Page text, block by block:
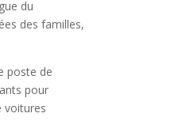
du
des familles,
poste de
pour
voitures